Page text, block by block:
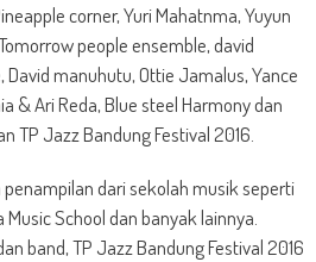
corner, Yuri Mahatnma, Yuyun
people ensemble, david
manuhutu, Ottie Jamalus, Yance
& Ari Reda, Blue steel Harmony dan
TP Jazz Bandung Festival 2016.
dari sekolah musik seperti
School dan banyak lainnya.
band, TP Jazz Bandung Festival 2016